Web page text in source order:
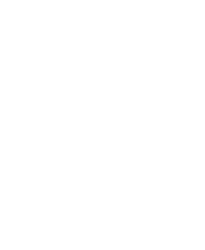
des Mietverhältnisses
vor Ende der Mietzeit
Mietzeit beträgt jedoch
zur Sicherheit für